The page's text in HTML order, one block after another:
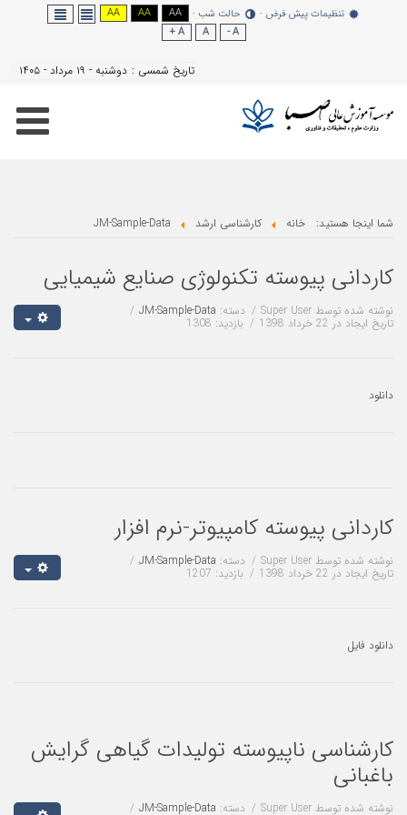
تنظیمات پیش فرض حالت شب AA
AA
AA
دوشنبه - ۱۹ مرداد - ۱۴۰۵
خانه کارشناسی ارشد JM-Sample-Data
پیوسته تکنولوژی صنایع شیمیایی
توسطSuper User دسته:JM-Sample-Data
1398 بازدید: 1308
پیوسته کامپیوتر-نرم افزار
توسطSuper User دسته:JM-Sample-Data
1398 بازدید: 1207
ناپیوسته تولیدات گیاهی گرایش
توسطSuper User دسته:JM-Sample-Data